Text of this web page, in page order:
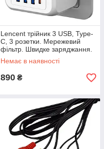
Lencent трійник 3 USB, Type-
C, 3 розетки. Мережевий
фільтр. Швидке заряджання.
7 в 1.
Немає в наявності
890 ₴